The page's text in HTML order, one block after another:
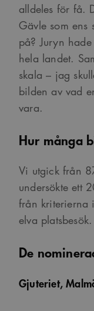
alldeles för få.
Gävle som ens
på? Juryn
hela landet.
skala – jag
bilden av vad
vara.
Hur många
Vi utgick från
undersökte ett
från kriterierna
elva platsbesök.
De
Gjuteriet,